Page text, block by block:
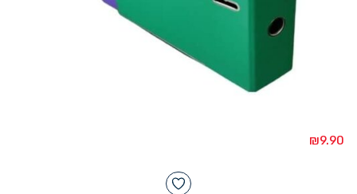
₪9.90